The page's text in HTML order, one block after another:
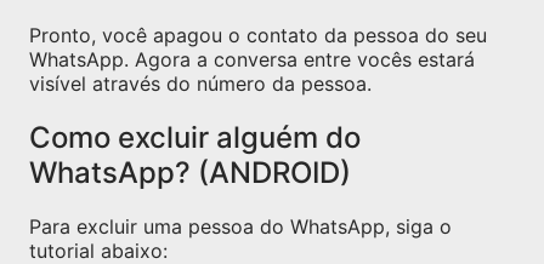
Pronto, você apagou o contato da pessoa do seu
WhatsApp. Agora a conversa entre vocês estará
visível através do número da pessoa.
Como excluir alguém do
WhatsApp? (ANDROID)
Para excluir uma pessoa do WhatsApp, siga o
tutorial abaixo: